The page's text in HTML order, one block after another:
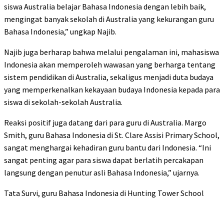
siswa Australia belajar Bahasa Indonesia dengan lebih baik,
mengingat banyak sekolah di Australia yang kekurangan guru
Bahasa Indonesia,” ungkap Najib.
Najib juga berharap bahwa melalui pengalaman ini, mahasiswa
Indonesia akan memperoleh wawasan yang berharga tentang
sistem pendidikan di Australia, sekaligus menjadi duta budaya
yang memperkenalkan kekayaan budaya Indonesia kepada para
siswa di sekolah-sekolah Australia.
Reaksi positif juga datang dari para guru di Australia. Margo
Smith, guru Bahasa Indonesia di St. Clare Assisi Primary School,
sangat menghargai kehadiran guru bantu dari Indonesia. “Ini
sangat penting agar para siswa dapat berlatih percakapan
langsung dengan penutur asli Bahasa Indonesia,” ujarnya.
Tata Survi, guru Bahasa Indonesia di Hunting Tower School